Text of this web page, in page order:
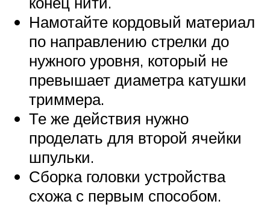
Намотайте кордовый материал
по направлению стрелки до
нужного уровня, который не
превышает диаметра катушки
триммера.
Те же действия нужно
проделать для второй ячейки
шпульки.
Сборка головки устройства
схожа с первым способом.